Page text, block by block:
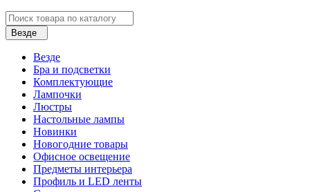
Везде
Везде
Бра и подсветки
Комплектующие
Лампочки
Люстры
Настольные лампы
Новинки
Новогодние товары
Офисное освещение
Предметы интерьера
Профиль и LED ленты